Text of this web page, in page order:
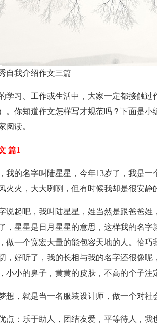
自我介绍作文三篇
学习、工作或生活中，大家一定都接触过
。你知道作文怎样写才规范吗？下面是
阅读。
篇1
我的名字叫陆星星，今年13岁了，我是
火火，大大咧咧，但有时候我却是很安静
说起吧，我叫陆星星，姓当然是跟爸爸
，星星是日月星星的意思，这样我的名
做一个宽宏大量的能包容天地的人。恰
，好听了，我的长相与我的名字还很像
小小的鼻子，黄黄的皮肤，不高的个子注
想，就是当一名服装设计师，做一个对社
点：乐于助人，团结友爱，平等待人，